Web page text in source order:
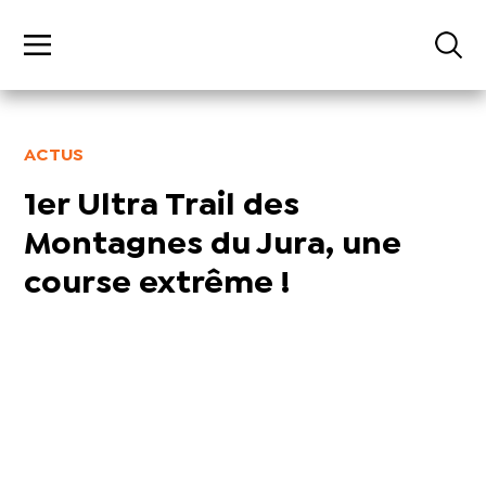
ACTUS
1er Ultra Trail des
Montagnes du Jura, une
course extrême !